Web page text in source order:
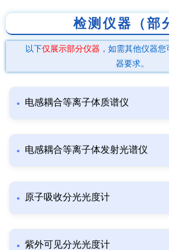
检测仪器（部
以下仅展示部分仪器 ，如需其他仪器
器要求。
电感耦合等离子体质谱仪
电感耦合等离子体发射光谱仪
原子吸收分光光度计
紫外可见分光光度计